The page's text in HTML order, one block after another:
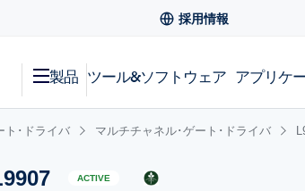
採用情報
製品 ツール&ソフトウェア アプリケ
ト･ドライバ マルチチャネル･ゲート･ドライバ
ACTIVE